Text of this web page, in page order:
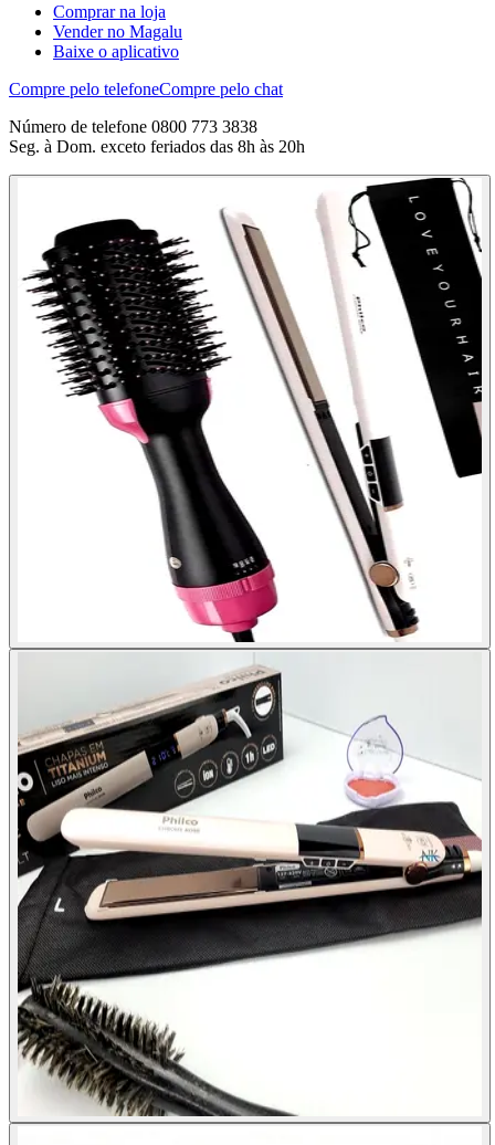
Comprar na loja
Vender no Magalu
Baixe o aplicativo
Compre pelo telefoneCompre pelo chat
Número de telefone 0800 773 3838
Seg. à Dom. exceto feriados das 8h às 20h